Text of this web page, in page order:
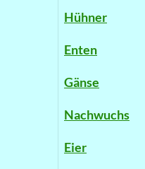
Hühner
Enten
Gänse
Nachwuchs
Eier